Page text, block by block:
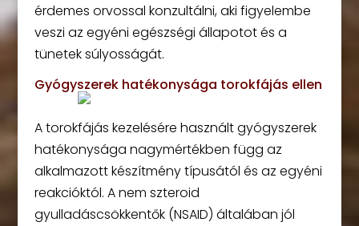
érdemes orvossal konzultálni, aki figyelembe
veszi az egyéni egészségi állapotot és a
tünetek súlyosságát.
Gyógyszerek hatékonysága torokfájás ellen
A torokfájás kezelésére használt gyógyszerek
hatékonysága nagymértékben függ az
alkalmazott készítmény típusától és az egyéni
reakcióktól. A nem szteroid
gyulladáscsökkentők (NSAID) általában jól